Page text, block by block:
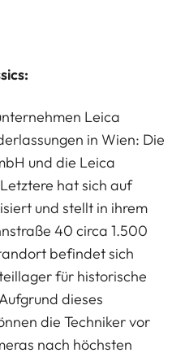
Leica
in Wien: Die
und die Leica
hat sich auf
und stellt in ihrem
40 circa 1.500
befindet sich
für historische
dieses
die Techniker vor
nach höchsten